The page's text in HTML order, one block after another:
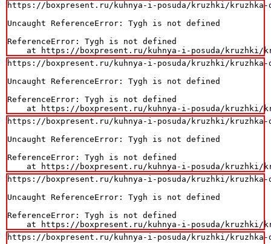
https://boxpresent.ru/kuhnya-i-posuda/kruzhki/kruzhka-
Uncaught ReferenceError: Tygh is not defined
ReferenceError: Tygh is not defined
at https://boxpresent.ru/kuhnya-i-posuda/kruzhki/
https://boxpresent.ru/kuhnya-i-posuda/kruzhki/kruzhka-
Uncaught ReferenceError: Tygh is not defined
ReferenceError: Tygh is not defined
at https://boxpresent.ru/kuhnya-i-posuda/kruzhki/
https://boxpresent.ru/kuhnya-i-posuda/kruzhki/kruzhka-
Uncaught ReferenceError: Tygh is not defined
ReferenceError: Tygh is not defined
at https://boxpresent.ru/kuhnya-i-posuda/kruzhki/
https://boxpresent.ru/kuhnya-i-posuda/kruzhki/kruzhka-
Uncaught ReferenceError: Tygh is not defined
ReferenceError: Tygh is not defined
at https://boxpresent.ru/kuhnya-i-posuda/kruzhki/
https://boxpresent.ru/kuhnya-i-posuda/kruzhki/kruzhka-